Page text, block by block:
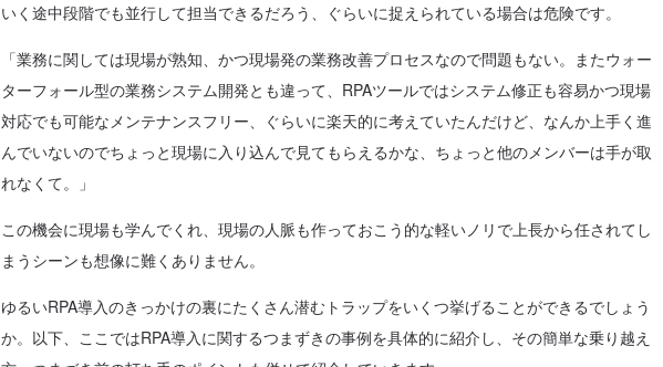
いく途中段階でも並行して担当できるだろう、ぐらいに捉えられている場合は危険です。
「業務に関しては現場が熟知、かつ現場発の業務改善プロセスなので問題もない。またウォー
ターフォール型の業務システム開発とも違って、RPAツールではシステム修正も容易かつ現場
対応でも可能なメンテナンスフリー、ぐらいに楽天的に考えていたんだけど、なんか上手く進
んでいないのでちょっと現場に入り込んで見てもらえるかな、ちょっと他のメンバーは手が取
れなくて。」
この機会に現場も学んでくれ、現場の人脈も作っておこう的な軽いノリで上長から任されてし
まうシーンも想像に難くありません。
ゆるいRPA導入のきっかけの裏にたくさん潜むトラップをいくつ挙げることができるでしょう
か。以下、ここではRPA導入に関するつまずきの事例を具体的に紹介し、その簡単な乗り越え